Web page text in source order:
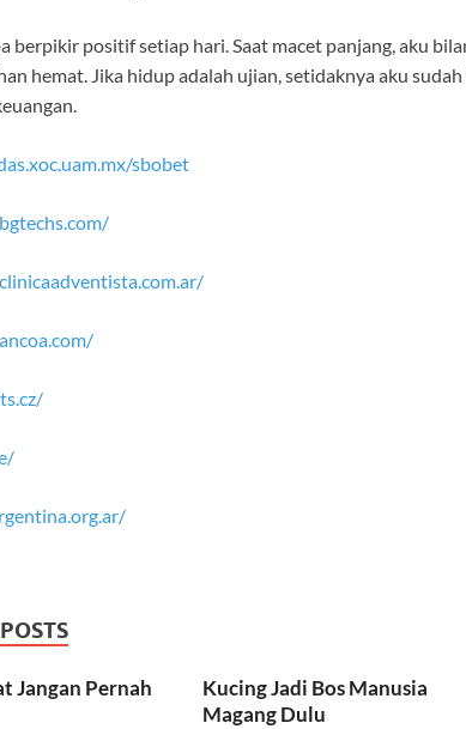
berpikir positif setiap hari. Saat macet panjang, aku
hemat. Jika hidup adalah ujian, setidaknya aku
sbobet
Jangan Pernah
Kucing Jadi Bos Manusia
Magang Dulu